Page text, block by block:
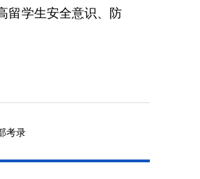
留学生安全意识、防
考录